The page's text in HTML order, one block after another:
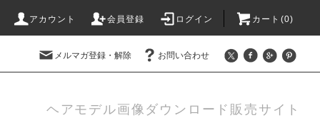
アカウント 会員登録 ログイン カート(0)
メルマガ登録・解除 お問い合わせ
ヘアモデル画像ダウンロード販売サイト